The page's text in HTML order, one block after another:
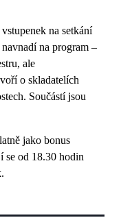
na setkání
na program –
ale
o skladatelích
Součástí jsou
jako bonus
se od 18.30 hodin